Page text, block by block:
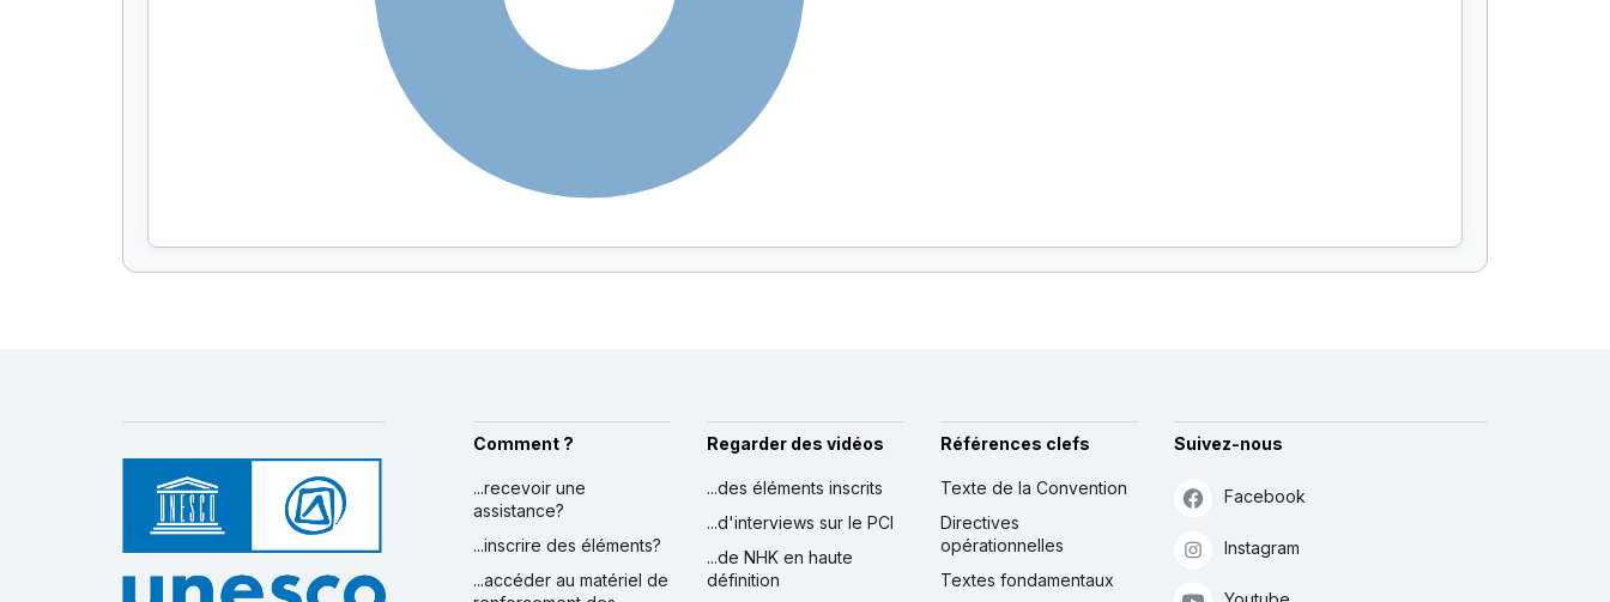
Comment ?
...recevoir une
assistance?
...inscrire des éléments?
...accéder au matériel de
Regarder des vidéos
...des éléments inscrits
...d'interviews sur le PCI
...de NHK en haute
définition
Références clefs
Texte de la Convention
Directives
opérationnelles
Textes fondamentaux
Suivez-nous
Facebook
Instagram